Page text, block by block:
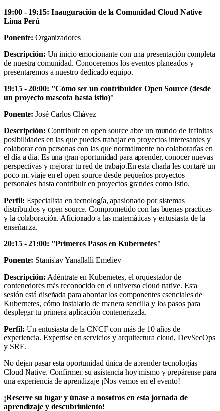
19:00 - 19:15: Inauguración de la Comunidad Cloud Native
Lima Perú
Ponente: Organizadores
Descripción: Un inicio emocionante con una presentación completa
de nuestra comunidad. Conoceremos los eventos planeados y
presentaremos a nuestro dedicado equipo.
19:15 - 20:00: "Cómo ser un contribuidor Open Source (desde
un proyecto mascota hasta istio)"
Ponente: José Carlos Chávez
Descripción: Contribuir en open source abre un mundo de infinitas
posibilidades en las que puedes trabajar en proyectos interesantes y
colaborar con personas con las que normalmente no colaborarías en
el día a día. Es una gran oportunidad para aprender, conocer nuevas
perspectivas y mejorar tu red de trabajo.En esta charla les contaré un
poco mi viaje en el open source desde pequeños proyectos
personales hasta contribuir en proyectos grandes como Istio.
Perfil: Especialista en tecnología, apasionado por sistemas
distribuidos y open source. Comprometido con las buenas prácticas
y la colaboración. Aficionado a las matemáticas y entusiasta de la
enseñanza.
20:15 - 21:00: "Primeros Pasos en Kubernetes"
Ponente: Stanislav Yanallalli Emeliev
Descripción: Adéntrate en Kubernetes, el orquestador de
contenedores más reconocido en el universo cloud native. Esta
sesión está diseñada para abordar los componentes esenciales de
Kubernetes, cómo instalarlo de manera sencilla y los pasos para
desplegar tu primera aplicación contenerizada.
Perfil: Un entusiasta de la CNCF con más de 10 años de
experiencia. Expertise en servicios y arquitectura cloud, DevSecOps
y SRE.
No dejen pasar esta oportunidad única de aprender tecnologías
Cloud Native. Confirmen su asistencia hoy mismo y prepárense para
una experiencia de aprendizaje ¡Nos vemos en el evento!
¡Reserve su lugar y únase a nosotros en esta jornada de
aprendizaje y descubrimiento!